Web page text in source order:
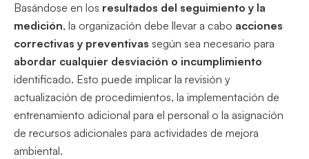
Basándose en los resultados del seguimiento y la
medición, la organización debe llevar a cabo acciones
correctivas y preventivas según sea necesario para
abordar cualquier desviación o incumplimiento
identificado. Esto puede implicar la revisión y
actualización de procedimientos, la implementación de
entrenamiento adicional para el personal o la asignación
de recursos adicionales para actividades de mejora
ambiental.